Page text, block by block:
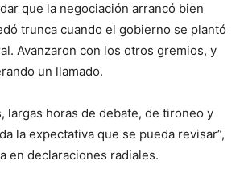
que la negociación arrancó bien
trunca cuando el gobierno se plantó
Avanzaron con los otros gremios, y
un llamado.
largas horas de debate, de tironeo y
la expectativa que se pueda revisar”,
en declaraciones radiales.